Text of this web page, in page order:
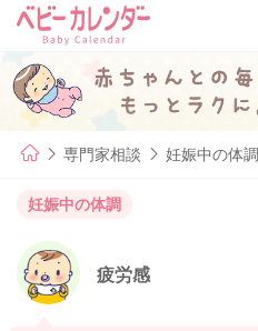
専門家相談 妊娠中の体調
妊娠中の体調
疲労感